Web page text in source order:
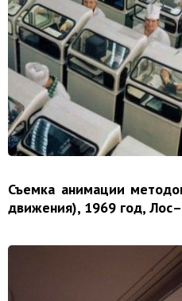
Съемка анимации
движения), 1969 год,